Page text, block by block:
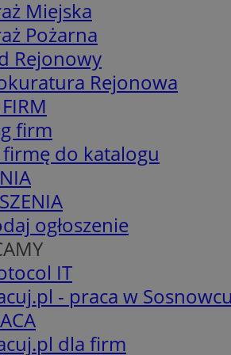
Miejska
Pożarna
Rejonowy
Rejonowa
firm
do katalogu
ogłoszenie
IT
- praca w
dla firm